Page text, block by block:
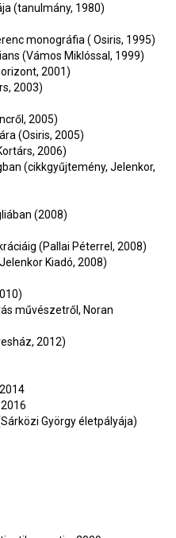
(tanulmány, 1980)
monográfia ( Osiris, 1995)
(Vámos Miklóssal, 1999)
2001)
2003)
2005)
(Osiris, 2005)
2006)
(cikkgyűjtemény, Jelenkor,
(2008)
(Pallai Péterrel, 2008)
Kiadó, 2008)
művészetről, Noran
2012)
György életpályája)